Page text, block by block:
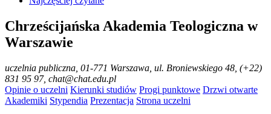
Chrześcijańska Akademia Teologiczna w
Warszawie
uczelnia publiczna , 01-771 Warszawa, ul. Broniewskiego 48, (+22)
831 95 97, chat@chat.edu.pl
Opinie o uczelni Kierunki studiów Progi punktowe Drzwi otwarte
Akademiki Stypendia Prezentacja Strona uczelni